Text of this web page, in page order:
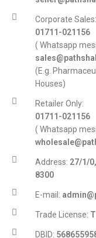
Corporate Sales:
01711-021156
( Whatsapp
(E.g.
Houses)
Retailer Only:
01711-021156
( Whatsapp
Address: 27/1/
8300
E-mail:
Trade License:
DBID: